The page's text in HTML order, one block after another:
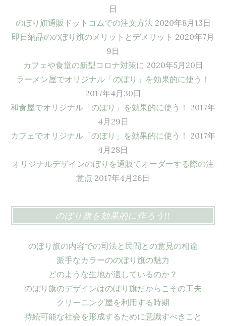
日
のぼり旗通販ドットコムでの注文方法 2020年8月13日
即日納品ののぼり旗のメリットとデメリット 2020年7月
9日
カフェや食堂の新型コロナ対策に 2020年5月20日
ラーメン屋でオリジナル「のぼり」を効果的に使う！
2017年4月30日
和食屋でオリジナル「のぼり」を効果的に使う！ 2017年
4月29日
カフェでオリジナル「のぼり」を効果的に使う！ 2017年
4月28日
オリジナルデザインのぼりを通販でオーダーする際の注
意点 2017年4月26日
のぼり旗を効果的に作ろう!!
のぼり旗の内容での司法と民間との意見の相違
派手なカラーののぼり旗の魅力
どのような生地が適しているのか？
のぼり旗のデザインはのぼり旗だからこその工夫
クリーニング屋を利用する時期
持続可能な社会を形成するために意識すべきこと